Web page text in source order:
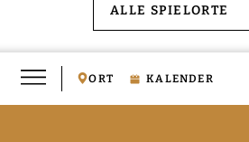
ORT KALENDER
wählen: